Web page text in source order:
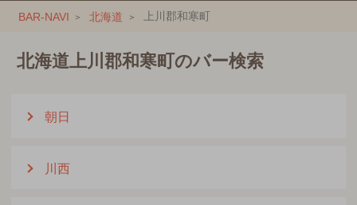
BAR-NAVI 北海道 上川郡和寒町
北海道上川郡和寒町のバー検索
朝日
川西